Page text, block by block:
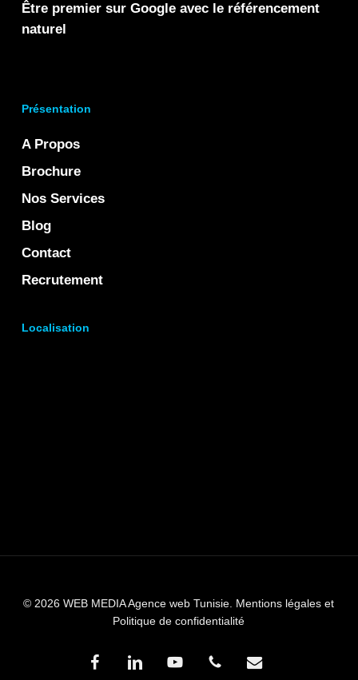
Être premier sur Google avec le référencement
naturel
Présentation
A Propos
Brochure
Nos Services
Blog
Contact
Recrutement
Localisation
© 2026 WEB MEDIA Agence web Tunisie. Mentions légales et
Politique de confidentialité
facebooklinkedin youtube phone email